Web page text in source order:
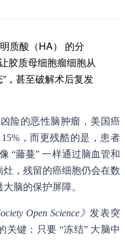
质酸（HA） 的分
胶质母细胞瘤细胞从
”，甚至破解术后复发
险的恶性脑肿瘤，美国癌
，而更残酷的是，患者
“藤蔓” 一样通过脑血管和
，残留的癌细胞仍会在数
脑的保护屏障。
Open Science》发表突
关键：只要 “冻结” 大脑中